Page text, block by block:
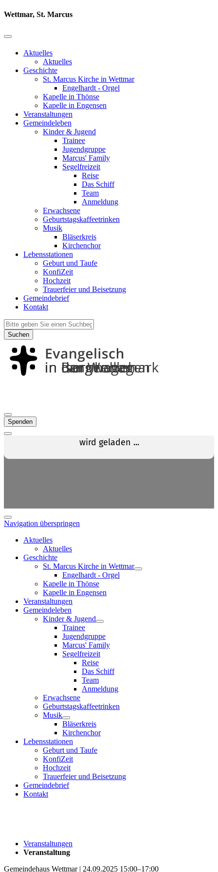
Wettmar, St. Marcus
Aktuelles
Aktuelles
Geschichte
St. Marcus Kirche in Wettmar
Engelhardt - Orgel
Kapelle in Thönse
Kapelle in Engensen
Veranstaltungen
Gemeindeleben
Kinder & Jugend
Trainee
Jugendgruppe
Marcus' Family
Segelfreizeit
Reise
Das Schiff
Team
Anmeldung
Erwachsene
Geburtstagskaffeetrinken
Musik
Bläserkreis
Kirchenchor
Lebensstationen
Geburt und Taufe
KonfiZeit
Hochzeit
Trauerfeier und Beisetzung
Gemeindebrief
Kontakt
Suchen
Spenden
Navigation überspringen
Aktuelles
Aktuelles
Geschichte
St. Marcus Kirche in Wettmar
Engelhardt - Orgel
Kapelle in Thönse
Kapelle in Engensen
Veranstaltungen
Gemeindeleben
Kinder & Jugend
Trainee
Jugendgruppe
Marcus' Family
Segelfreizeit
Reise
Das Schiff
Team
Anmeldung
Erwachsene
Geburtstagskaffeetrinken
Musik
Bläserkreis
Kirchenchor
Lebensstationen
Geburt und Taufe
KonfiZeit
Hochzeit
Trauerfeier und Beisetzung
Gemeindebrief
Kontakt
Veranstaltungen
Veranstaltung
Gemeindehaus Wettmar | 24.09.2025 15:00–17:00